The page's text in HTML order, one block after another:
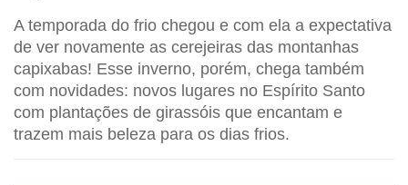
A temporada do frio chegou e com ela a expectativa
de ver novamente as cerejeiras das montanhas
capixabas! Esse inverno, porém, chega também
com novidades: novos lugares no Espírito Santo
com plantações de girassóis que encantam e
trazem mais beleza para os dias frios.